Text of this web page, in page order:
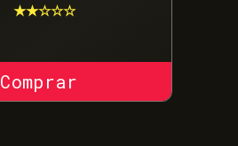
★★☆☆☆
COMPRAR SKIN